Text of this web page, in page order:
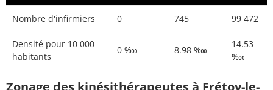
Nombre d'infirmiers 0 745 99 472
Densité pour 10 000
habitants
0 ‱ 8.98 ‱
14.53
‱
Zonage des kinésithérapeutes à Frétoy-le-